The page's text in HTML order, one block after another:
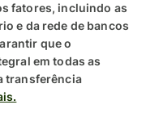
fatores, incluindo as
e da rede de bancos
que o
em todas as
transferência